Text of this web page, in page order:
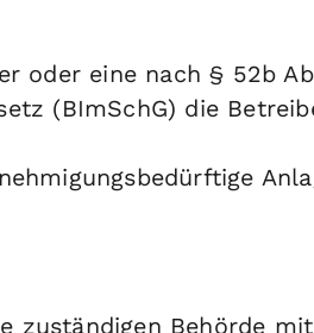
oder eine nach § 52b
(BImSchG) die
zuständigen Behörde